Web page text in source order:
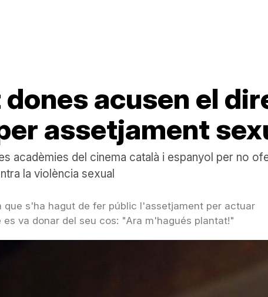
acusen el
assetjament
acadèmies del cinema català i espanyol per no
la violència sexual
que s'ha hagut de fer públic l'assetjament per actuar
va donar del seu cos: "Ara m'hagués plantat!"